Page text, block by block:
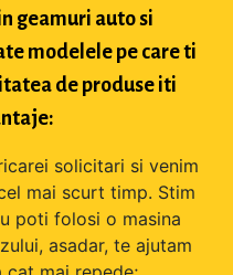
geamuri auto si
modelele pe care ti
de produse iti
solicitari si venim
mai scurt timp. Stim
poti folosi o masina
asadar, te ajutam